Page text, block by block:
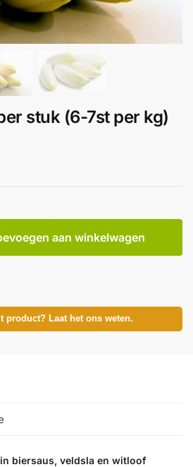
stuk (6-7st per kg)
aan winkelwagen
product? Laat het ons weten.
biersaus, veldsla en witloof